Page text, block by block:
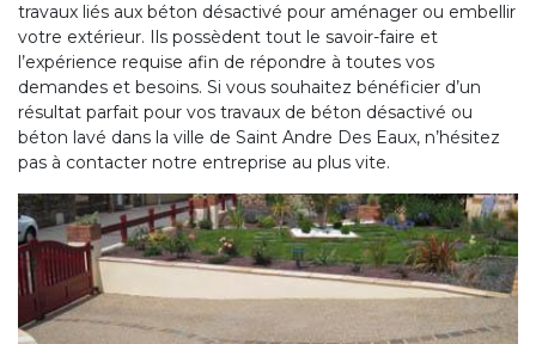
travaux liés aux béton désactivé pour aménager ou embellir
votre extérieur. Ils possèdent tout le savoir-faire et
l’expérience requise afin de répondre à toutes vos
demandes et besoins. Si vous souhaitez bénéficier d’un
résultat parfait pour vos travaux de béton désactivé ou
béton lavé dans la ville de Saint Andre Des Eaux, n’hésitez
pas à contacter notre entreprise au plus vite.